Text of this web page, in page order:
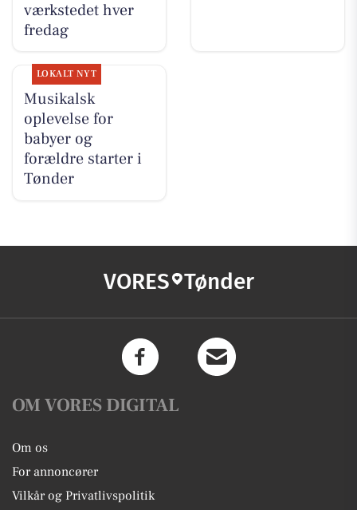
værkstedet hver
fredag
LOKALT NYT
Musikalsk
oplevelse for
babyer og
forældre starter i
Tønder
VORES Tønder
OM VORES DIGITAL
Om os
For annoncører
Vilkår og Privatlivspolitik